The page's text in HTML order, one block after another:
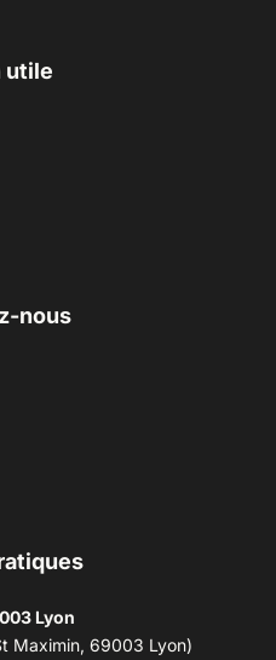
utile
nous
Lyon
Maximin, 69003 Lyon)